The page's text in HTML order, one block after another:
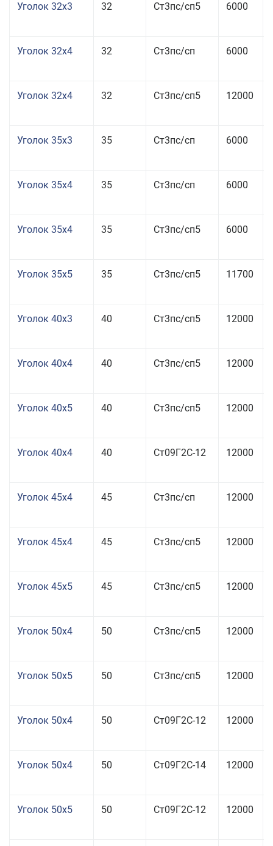
Уголок 32x3 32 Ст3пс/сп5 6000
Уголок 32x4 32 Ст3пс/сп 6000
Уголок 32x4 32 Ст3пс/сп5 12000
Уголок 35x3 35 Ст3пс/сп 6000
Уголок 35x4 35 Ст3пс/сп 6000
Уголок 35x4 35 Ст3пс/сп5 6000
Уголок 35x5 35 Ст3пс/сп5 11700
Уголок 40x3 40 Ст3пс/сп5 12000
Уголок 40x4 40 Ст3пс/сп5 12000
Уголок 40x5 40 Ст3пс/сп5 12000
Уголок 40x4 40 Ст09Г2С-12 12000
Уголок 45x4 45 Ст3пс/сп 12000
Уголок 45x4 45 Ст3пс/сп5 12000
Уголок 45x5 45 Ст3пс/сп5 12000
Уголок 50x4 50 Ст3пс/сп5 12000
Уголок 50x5 50 Ст3пс/сп5 12000
Уголок 50x4 50 Ст09Г2С-12 12000
Уголок 50x4 50 Ст09Г2С-14 12000
Уголок 50x5 50 Ст09Г2С-12 12000